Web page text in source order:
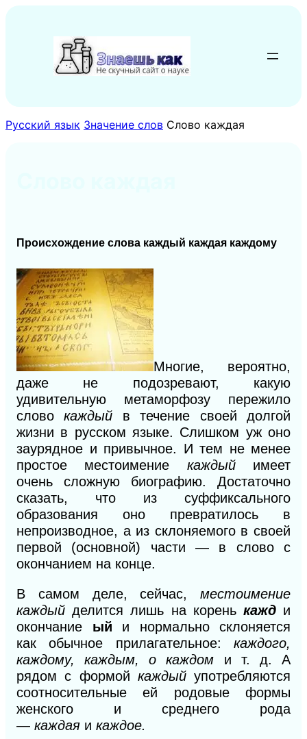
содержимому
Русский язык Значение слов Слово каждая
Происхождение слова каждый каждая каждому
Многие, вероятно,
даже не подозревают, какую
удивительную метаморфозу пережило
словокаждый в течение своей долгой
жизни в русском языке. Слишком уж оно
заурядное и привычное. И тем не менее
простое местоимение каждый имеет
очень сложную биографию. Достаточно
сказать, что из суффиксального
образования оно превратилось в
непроизводное, а из склоняемого всвоей
первой (основной) части — в слово с
окончанием на конце.
В самом деле, сейчас, местоимение
каждыйделится лишь на корень кажд и
окончание ый и нормально склоняется
как обычное прилагательное: каждого,
каждому, каждым, о каждом и т. д. А
рядом с формой каждый употребляются
соотносительные ей родовые формы
женского и среднего рода
— каждая и каждое.